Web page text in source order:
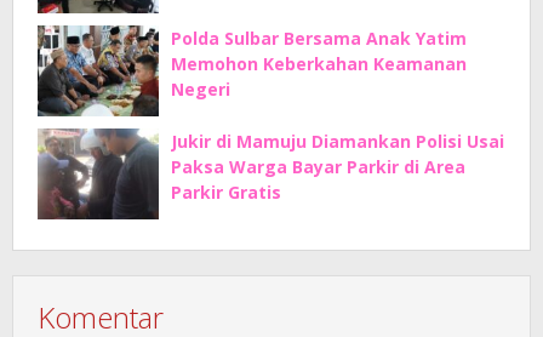
Polda Sulbar Bersama Anak Yatim
Memohon Keberkahan Keamanan
Negeri
Jukir di Mamuju Diamankan Polisi Usai
Paksa Warga Bayar Parkir di Area
Parkir Gratis
Komentar